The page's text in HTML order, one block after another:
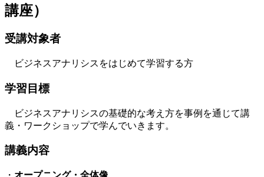
講座）
受講対象者
ビジネスアナリシスをはじめて学習する方
学習目標
ビジネスアナリシスの基礎的な考え方を事例を通じて講
義・ワークショップで学んでいきます。
講義内容
・ オープニング・全体像